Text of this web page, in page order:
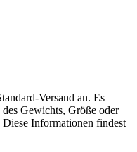
Versand an. Es
Gewichts, Größe oder
Diese Informationen findest